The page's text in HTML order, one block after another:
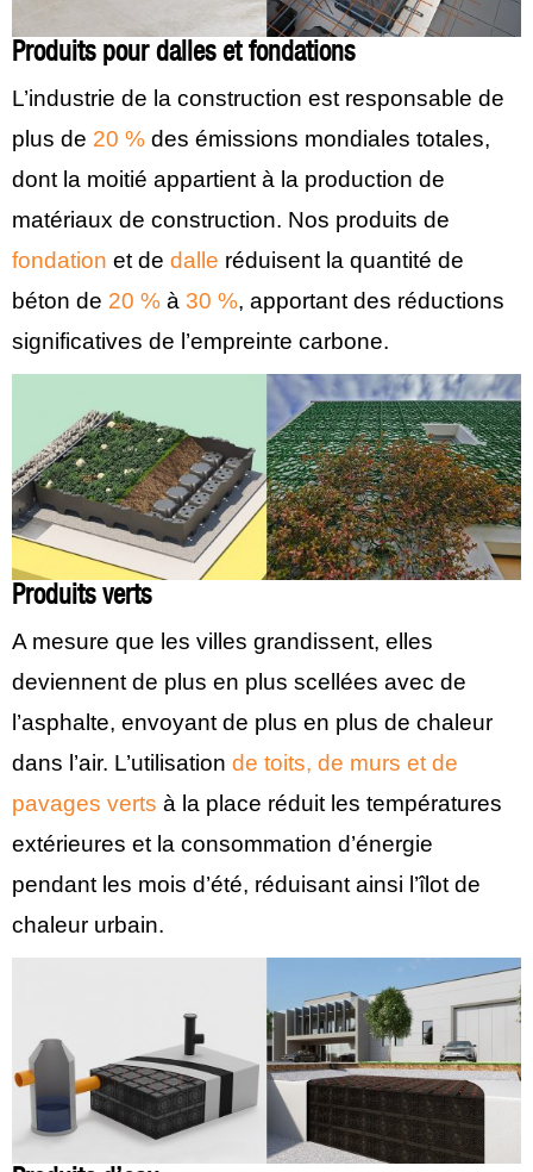
Produits pour dalles et fondations
L’industrie de la construction est responsable de
plus de 20 % des émissions mondiales totales,
dont la moitié appartient à la production de
matériaux de construction. Nos produits de
fondation et de dalle réduisent la quantité de
béton de 20 % à 30 %, apportant des réductions
significatives de l’empreinte carbone.
Produits verts
A mesure que les villes grandissent, elles
deviennent de plus en plus scellées avec de
l’asphalte, envoyant de plus en plus de chaleur
dans l’air. L’utilisation de toits, de murs et de
pavages verts à la place réduit les températures
extérieures et la consommation d’énergie
pendant les mois d’été, réduisant ainsi l’îlot de
chaleur urbain.